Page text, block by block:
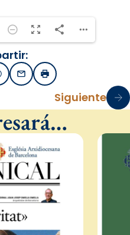
EmailImprimir
Siguiente